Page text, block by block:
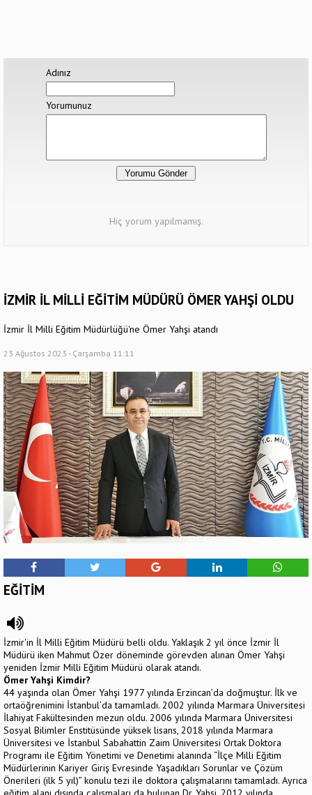
Adınız
Yorumunuz
Hiç yorum yapılmamış.
İZMİR İL MİLLİ EĞİTİM MÜDÜRÜ ÖMER YAHŞİ OLDU
İzmir İl Milli Eğitim Müdürlüğü'ne Ömer Yahşi atandı
23 Ağustos 2023 - Çarşamba 11:11
EĞİTİM
İzmir'in İl Milli Eğitim Müdürü belli oldu. Yaklaşık 2 yıl önce İzmir İl
Müdürü iken Mahmut Özer döneminde görevden alınan Ömer Yahşi
yeniden İzmir Milli Eğitim Müdürü olarak atandı.
Ömer Yahşi Kimdir?
44 yaşında olan Ömer Yahşi 1977 yılında Erzincan’da doğmuştur. İlk ve
ortaöğrenimini İstanbul’da tamamladı. 2002 yılında Marmara Üniversitesi
İlahiyat Fakültesinden mezun oldu. 2006 yılında Marmara Üniversitesi
Sosyal Bilimler Enstitüsünde yüksek lisans, 2018 yılında Marmara
Üniversitesi ve İstanbul Sabahattin Zaim Üniversitesi Ortak Doktora
Programı ile Eğitim Yönetimi ve Denetimi alanında “İlçe Milli Eğitim
Müdürlerinin Kariyer Giriş Evresinde Yaşadıkları Sorunlar ve Çözüm
Önerileri (ilk 5 yıl)” konulu tezi ile doktora çalışmalarını tamamladı. Ayrıca